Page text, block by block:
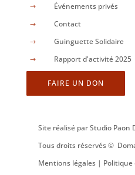
$ Événements privés
$ Contact
$ Guinguette Solidaire
$ Rapport d'activité 2025
FAIRE UN DON
Site réalisé parStudio Paon
Tous droits réservés ©
Mentions légales |